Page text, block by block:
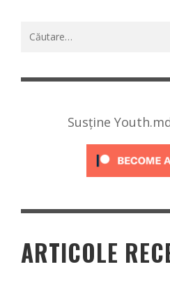
Caută
Susține
ARTICOLE